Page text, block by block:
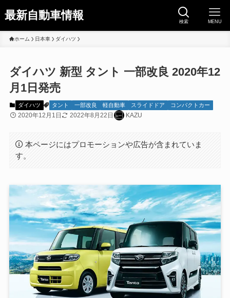
最新自動車情報 検索 MENU
ホーム 日本車 ダイハツ
ダイハツ 新型 タント 一部改良 2020年12
月1日発売
ダイハツ タント 一部改良 軽自動車 スライドドア コンパクトカー
2020年12月1日 2022年8月22日 KAZU
本ページにはプロモーションや広告が含まれていま
す。